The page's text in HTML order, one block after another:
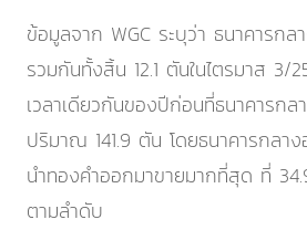
ข้อมูลจาก WGC ระบุว่า ธนาคารกล
รวมกันทั้งสิ้น 12.1 ตันในไตรมาส 3/
เวลาเดียวกันของปีก่อนที่ธนาคารกล
ปริมาณ 141.9 ตัน โดยธนาคารกลา
นำทองคำออกมาขายมากที่สุด ที่
ตามลำดับ